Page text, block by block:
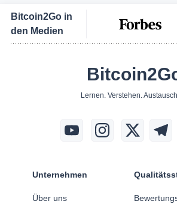
Bitcoin2Go in
den Medien
Lernen. Verstehen.
Unternehmen
Über uns